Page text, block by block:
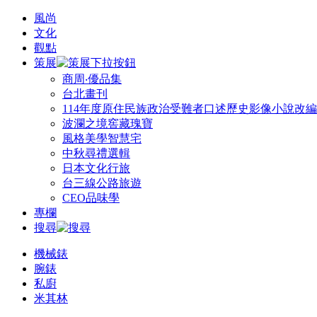
風尚
文化
觀點
策展
商周‧優品集
台北畫刊
114年度原住民族政治受難者口述歷史影像小說改
波瀾之境窖藏瑰寶
風格美學智慧宅
中秋尋禮選輯
日本文化行旅
台三線公路旅遊
CEO品味學
專欄
搜尋
機械錶
腕錶
私廚
米其林